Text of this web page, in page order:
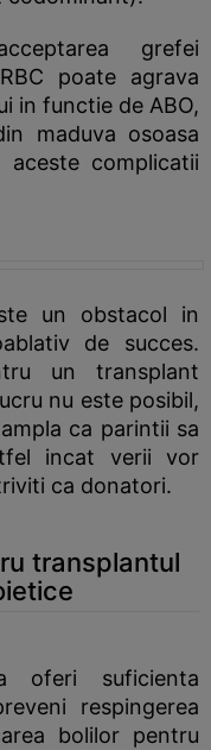
grefei
poate agrava
in functie de ABO,
maduva osoasa
complicatii
un obstacol in
de succes.
un transplant
nu este posibil,
ca parintii sa
incat verii vor
ca donatori.
transplantul
oferi suficienta
respingerea
bolilor pentru